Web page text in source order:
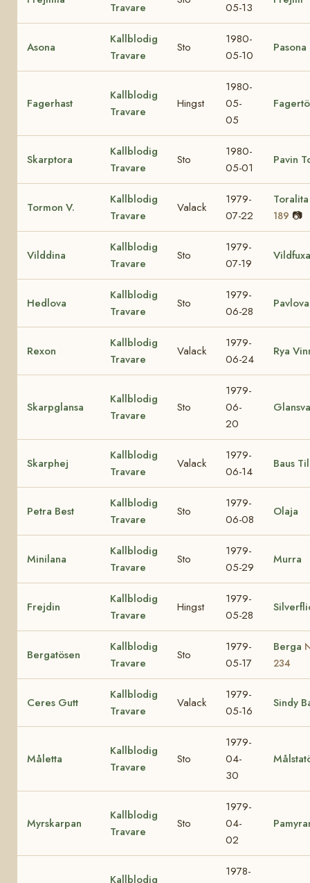
Travare
05-13
Asona
Kallblodig
Travare
Sto
1980-
05-10
Pasona
Fagerhast
Kallblodig
Travare
Hingst
1980-
05-
05
Skarptora
Kallblodig
Travare
Sto
1980-
05-01
Pavin
Tormon V.
Kallblodig
Travare
Valack
1979-
07-22
189 📷
Vilddina
Kallblodig
Travare
Sto
1979-
07-19
Vildfuxa
Hedlova
Kallblodig
Travare
Sto
1979-
06-28
Pavlova
Rexon
Kallblodig
Travare
Valack
1979-
06-24
Rya
Skarpglansa
Kallblodig
Travare
Sto
1979-
06-
20
Skarphej
Kallblodig
Travare
Valack
1979-
06-14
Baus
Petra Best
Kallblodig
Travare
Sto
1979-
06-08
Olaja
Minilana
Kallblodig
Travare
Sto
1979-
05-29
Murra
Frejdin
Kallblodig
Travare
Hingst
1979-
05-28
Bergatösen
Kallblodig
Travare
Sto
1979-
05-17
Berga
234
Ceres Gutt
Kallblodig
Travare
Valack
1979-
05-16
Sindy
Måletta
Kallblodig
Travare
Sto
1979-
04-
30
Myrskarpan
Kallblodig
Travare
Sto
1979-
04-
02
Kallblodig
1978-